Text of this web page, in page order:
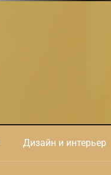
Дизайн и интерьер